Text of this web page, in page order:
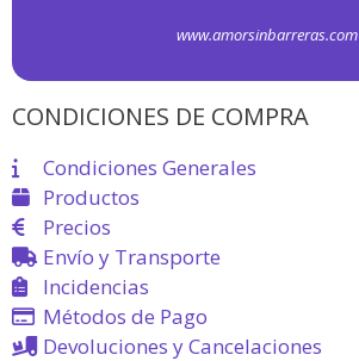
www.amorsinbarreras.com
CONDICIONES DE COMPRA
Condiciones Generales
Productos
Precios
Envío y Transporte
Incidencias
Métodos de Pago
Devoluciones y Cancelaciones